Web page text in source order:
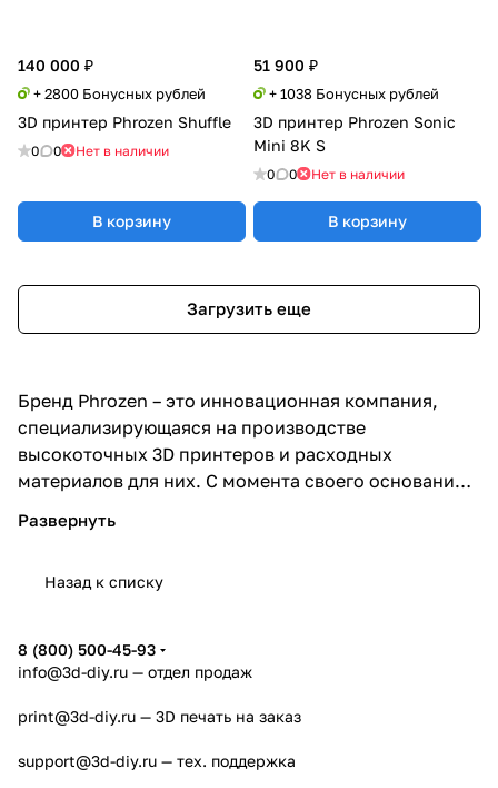
140 000 ₽
+ 2800 Бонусных рублей
3D принтер Phrozen Shuffle
0 0 Нет в наличии
В корзину
51 900 ₽
+ 1038 Бонусных рублей
3D принтер Phrozen Sonic
Mini 8K S
0 0 Нет в наличии
В корзину
Загрузить еще
Бренд Phrozen – это инновационная компания,
специализирующаяся на производстве
высокоточных 3D принтеров и расходных
материалов для них. С момента своего основания
совершенствованию технологий 3D печати,
высочайшего качества.
Phrozen известен своими передовыми
технологиями и инновационными решениями в
новейшие разработки и технологии, чтобы
качественные результаты печати.
Назад к списку
8 (800) 500-45-93
info@3d-diy.ru — отдел продаж
print@3d-diy.ru — 3D печать на заказ
support@3d-diy.ru — тех. поддержка